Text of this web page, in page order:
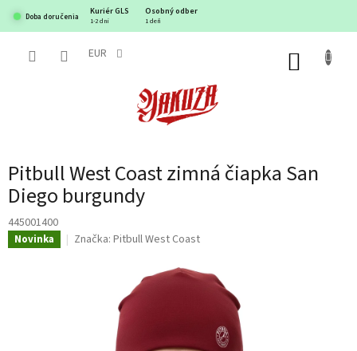
obsah
Doba doručenia
Kuriér GLS Osobný odber
1-2 dni 1 deň
EUR
Pitbull West Coast zimná čiapka San
Diego burgundy
445001400
Novinka Značka: Pitbull West Coast